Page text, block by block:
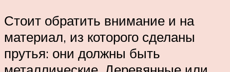
Стоит обратить внимание и на
материал, из которого сделаны
прутья: они должны быть